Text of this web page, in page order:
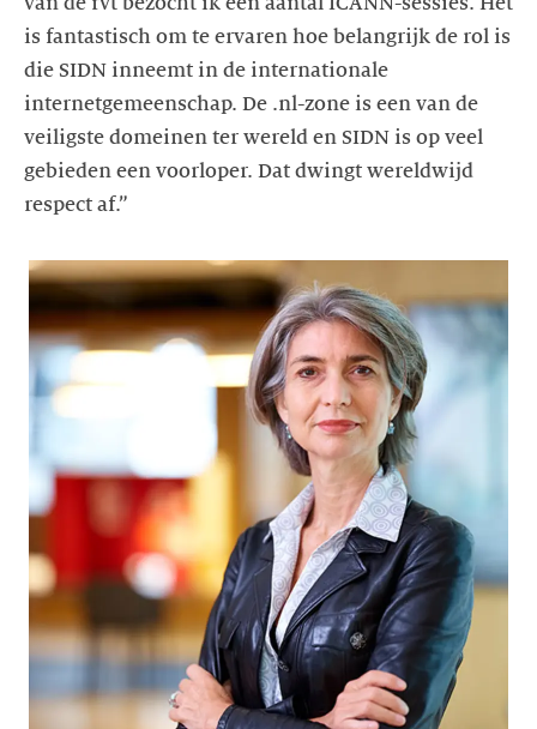
is fantastisch om te ervaren hoe belangrijk de rol is
die SIDN inneemt in de internationale
internetgemeenschap. De .nl-zone is een van de
veiligste domeinen ter wereld en SIDN is op veel
gebieden een voorloper. Dat dwingt wereldwijd
respect af.”